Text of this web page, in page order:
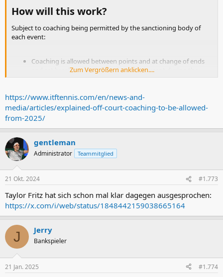
In team events only, where a team captain sits on-court, the
permitted by the sanctioning body concerned.
In all other competitions, on-court coaching is not allowed.
Player Analysis Technology at times when coaching is
permitted.
How will this work?​
Subject to coaching being permitted by the sanctioning body of
each event:
Coaching is allowed between points and at change of ends
and set breaks, and at any other time (except during the
playing of a point) permitted by the sanctioning body.
points, communication may be verbal (when the coach(es)
and player(s) are at the same end of the court) or by hand
signals (at any time when coaching is permitted) only.
Zum Vergrößern anklicken....
https://www.itftennis.com/en/news-and-
media/articles/explained-off-court-coaching-to-be-allowed-
from-2025/
gentleman
Administrator Teammitglied
21 Okt. 2024 #1.773
Taylor Fritz hat sich schon mal klar dagegen ausgesprochen:
https://x.com/i/web/status/1848442159038665164
J Jerry
Bankspieler
21 Jan. 2025 #1.774